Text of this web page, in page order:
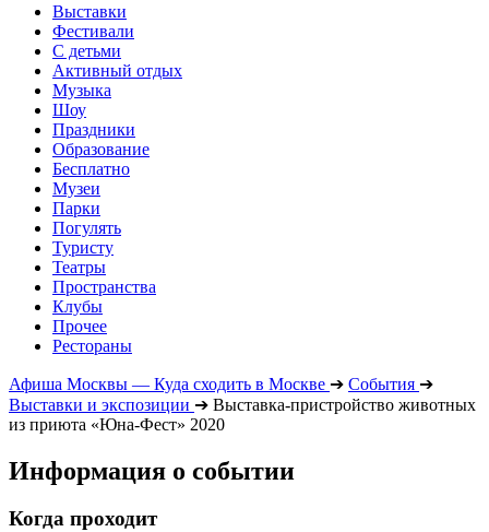
Выставки
Фестивали
С детьми
Активный отдых
Музыка
Шоу
Праздники
Образование
Бесплатно
Музеи
Парки
Погулять
Туристу
Театры
Пространства
Клубы
Прочее
Рестораны
Афиша Москвы — Куда сходить в Москве ➔ События ➔
Выставки и экспозиции ➔ Выставка-пристройство животных
из приюта «Юна-Фест» 2020
Информация о событии
Когда проходит